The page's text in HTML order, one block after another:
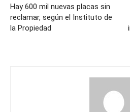
Hay 600 mil nuevas placas sin
reclamar, según el Instituto de
la Propiedad